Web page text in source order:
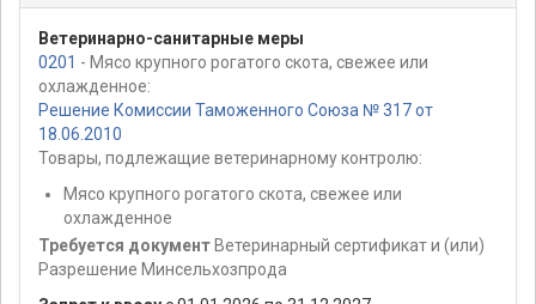
Ветеринарно-санитарные меры
0201 - Мясо крупного рогатого скота, свежее или
охлажденное:
Решение Комиссии Таможенного Союза № 317 от
18.06.2010
Товары, подлежащие ветеринарному контролю:
Мясо крупного рогатого скота, свежее или
охлажденное
Требуется документ Ветеринарный сертификат и (или)
Разрешение Минсельхозпрода